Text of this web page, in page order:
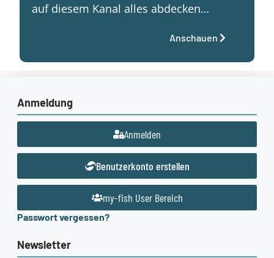
auf diesem Kanal alles abdecken…
Anschauen
Anmeldung
Anmelden
Benutzerkonto erstellen
my-fish User Bereich
Passwort vergessen?
Newsletter